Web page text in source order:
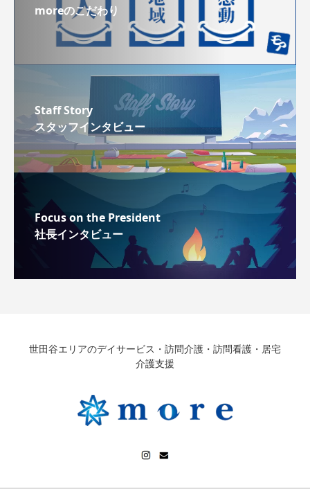
moreのこだわり
Staff Story
スタッフインタビュー
Focus on the President
社長インタビュー
世田谷エリアのデイサービス・訪問介護・訪問看護・居宅
介護支援